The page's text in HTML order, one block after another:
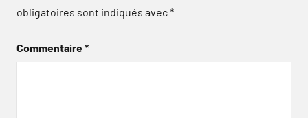
obligatoires sont indiqués avec*
Commentaire*